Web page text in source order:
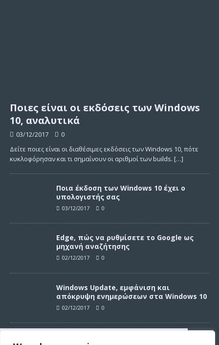
Ποιες είναι οι εκδόσεις των Windows
10, αναλυτικά
03/12/2017
0
Δείτε ποιες είναι οι διαθέσιμες εκδόσεις των Windows 10, πότε
κυκλοφόρησαν και τι σημαίνουν οι αριθμοί των builds. […]
Ποια έκδοση των Windows 10 έχει ο
υπολογιστής σας
03/12/2017 0
Edge, πώς να ρυθμίσετε το Google ως
μηχανή αναζήτησης
02/12/2017 0
Windows Update, εμφάνιση και
απόκρυψη ενημερώσεων στα Windows 10
02/12/2017 0